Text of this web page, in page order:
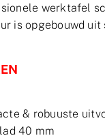
werktafel
is opgebouwd
& robuuste
40 mm